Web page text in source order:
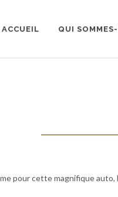
ACCUEIL QUI
pour cette magnifique auto,